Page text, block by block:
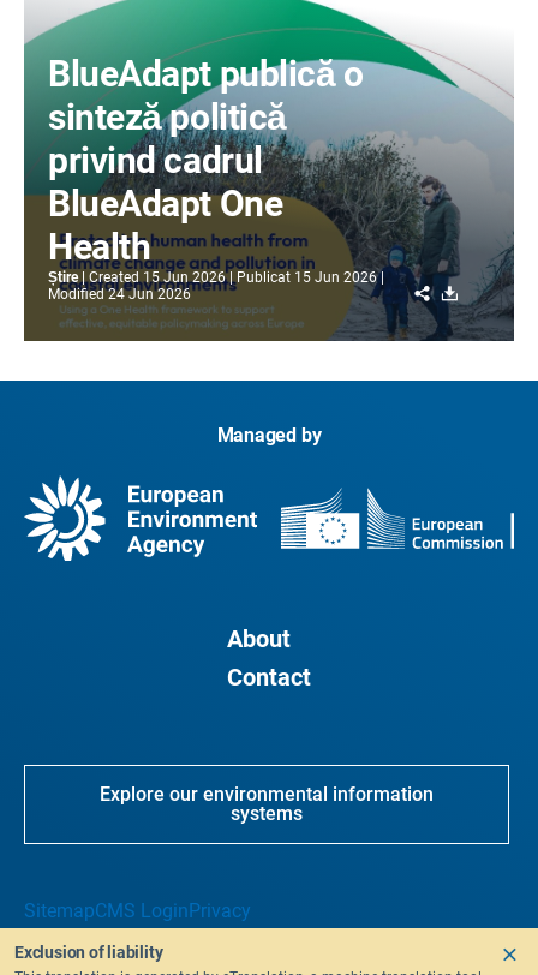
BlueAdapt publică o
sinteză politică
privind cadrul
BlueAdapt One
Health
Știre Created 15 Jun 2026 Publicat 15 Jun 2026
Modified 24 Jun 2026 ShareDownload
Managed by
About
Contact
Explore our environmental information
systems
SitemapCMS LoginPrivacy
Exclusion of liability